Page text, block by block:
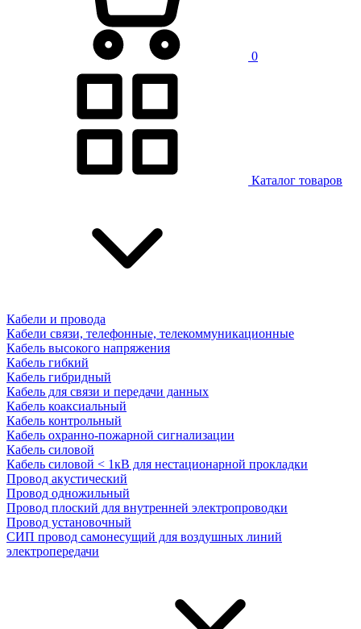
0
Каталог товаров
Кабели и провода
Кабели связи, телефонные, телекоммуникационные
Кабель высокого напряжения
Кабель гибкий
Кабель гибридный
Кабель для связи и передачи данных
Кабель коаксиальный
Кабель контрольный
Кабель охранно-пожарной сигнализации
Кабель силовой
Кабель силовой < 1кВ для нестационарной прокладки
Провод акустический
Провод одножильный
Провод плоский для внутренней электропроводки
Провод установочный
СИП провод самонесущий для воздушных линий
электропередачи